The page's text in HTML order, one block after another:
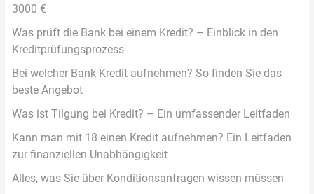
3000 €
Was prüft die Bank bei einem Kredit? – Einblick in den
Kreditprüfungsprozess
Bei welcher Bank Kredit aufnehmen? So finden Sie das
beste Angebot
Was ist Tilgung bei Kredit? – Ein umfassender Leitfaden
Kann man mit 18 einen Kredit aufnehmen? Ein Leitfaden
zur finanziellen Unabhängigkeit
Alles, was Sie über Konditionsanfragen wissen müssen